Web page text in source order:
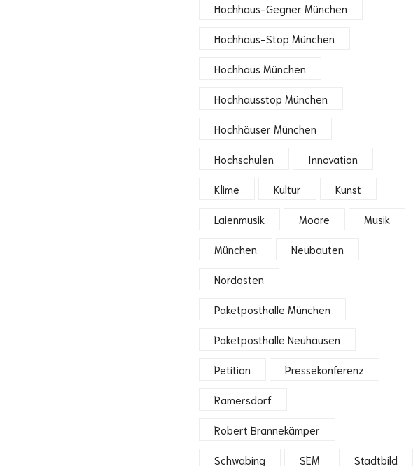
Hochhaus-Gegner München
Hochhaus-Stop München
Hochhaus München
Hochhausstop München
Hochhäuser München
Hochschulen Innovation
Klime Kultur Kunst
Laienmusik Moore Musik
München Neubauten
Nordosten
Paketposthalle München
Paketposthalle Neuhausen
Petition Pressekonferenz
Ramersdorf
Robert Brannekämper
Schwabing SEM Stadtbild